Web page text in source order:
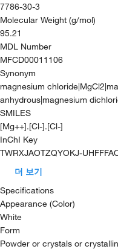
7786-30-3
Molecular Weight (g/mol)
95.21
MDL Number
MFCD00011106
Synonym
magnesium
anhydrous|magnesium
SMILES
[Mg++].[Cl-].[Cl-]
InChI Key
TWRXJAOTZQYOKJ-
더 보기
Specifications
Appearance (Color)
White
Form
Powder or crystals or